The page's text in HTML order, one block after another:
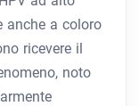
anche a coloro
ricevere il
noto